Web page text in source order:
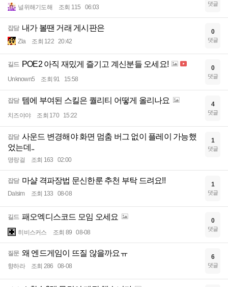
널위해기도해 조회 115 06:03 댓글
잡담 내가 볼땐 거래 게시판은
Zla 조회 122 20:42
0
댓글
길드 POE2 아직 재밌게 즐기고 계신분들 오세요!
Unknown5 조회 91 15:58
0
댓글
잡담 템에 부여된 스킬은 퀄리티 어떻게 올리나요
치즈야야 조회 170 15:22
4
댓글
잡담 사운드 변경해야 화면 멈춤 버그 없이 플레이 가능했
었는데..
명랑걸 조회 163 02:00
1
댓글
잡담 마샬 격파장법 문신한룬 추천 부탁 드려요!!
Dalsim 조회 133 08-08
1
댓글
길드 패오엑디스코드 모임 오세요
히비스커스 조회 89 08-08
0
댓글
질문 왜 엔드게임이 뜨질 않을까요ㅠ
향하라 조회 286 08-08
6
댓글